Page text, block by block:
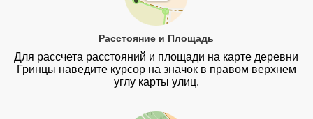
Расстояние и Площадь
Для рассчета расстояний и площади на карте деревни
Гринцы наведите курсор на значок в правом верхнем
углу карты улиц.